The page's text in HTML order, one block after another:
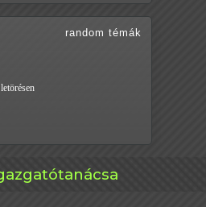
random témák